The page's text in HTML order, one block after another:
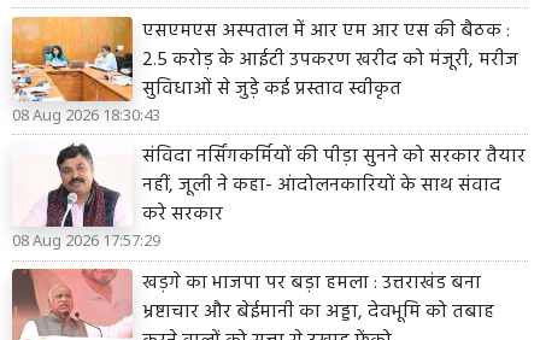
एसएमएस अस्पताल में आर एम आर एस की बैठक :
2.5 करोड़ के आईटी उपकरण खरीद को मंजूरी, मरीज
सुविधाओं से जुड़े कई प्रस्ताव स्वीकृत
08 Aug 2026 18:30:43
संविदा नर्सिंगकर्मियों की पीड़ा सुनने को सरकार तैयार
नहीं, जूली ने कहा- आंदोलनकारियों के साथ संवाद
करे सरकार
08 Aug 2026 17:57:29
खड़गे का भाजपा पर बड़ा हमला : उत्तराखंड बना
भ्रष्टाचार और बेईमानी का अड्डा, देवभूमि को तबाह